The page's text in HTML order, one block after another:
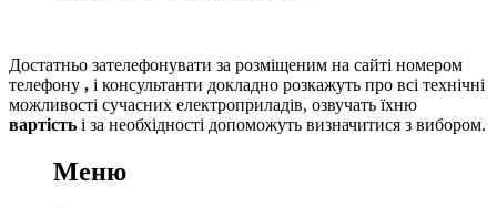
Достатньо зателефонувати за розміщеним на сайті номером
телефону , і консультанти докладно розкажуть про всі технічні
можливості сучасних електроприладів, озвучать їхню
вартість і за необхідності допоможуть визначитися з вибором.
Меню